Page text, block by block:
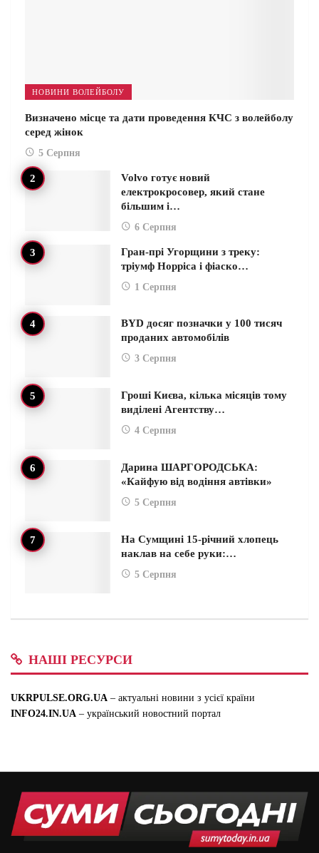
НОВИНИ ВОЛЕЙБОЛУ
Визначено місце та дати проведення КЧС з волейболу
серед жінок
5 Серпня
Volvo готує новий
електрокросовер, який стане
більшим і…
6 Серпня
Гран-прі Угорщини з треку:
тріумф Норріса і фіаско…
1 Серпня
BYD досяг позначки у 100 тисяч
проданих автомобілів
3 Серпня
Гроші Києва, кілька місяців тому
виділені Агентству…
4 Серпня
Дарина ШАРГОРОДСЬКА:
«Кайфую від водіння автівки»
5 Серпня
На Сумщині 15-річний хлопець
наклав на себе руки:…
5 Серпня
НАШІ РЕСУРСИ
UKRPULSE.ORG.UA – актуальні новини з усієї країни
INFO24.IN.UA – український новостний портал